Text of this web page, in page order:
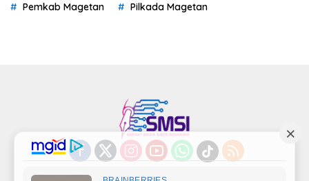
Pemkab Magetan Pilkada Magetan